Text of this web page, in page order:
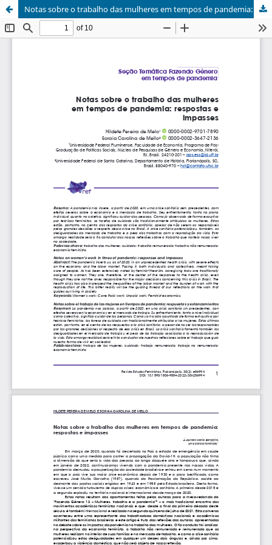
Notas sobre o trabalho das mulheres em tempos de pandemia: respostas e impasses